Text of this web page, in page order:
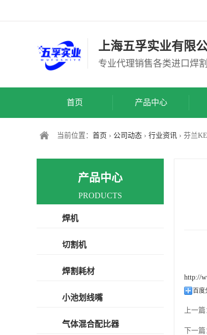
上海五孚实业有限
专业代理销售各类进口焊
首页 产品中心
当前位置： 首页 › 公司动态 › 行业资讯 › 芬兰
http://
百度
上一篇
下一篇
产品中心
PRODUCTS
焊机
切割机
焊割耗材
小池划线嘴
气体混合配比器